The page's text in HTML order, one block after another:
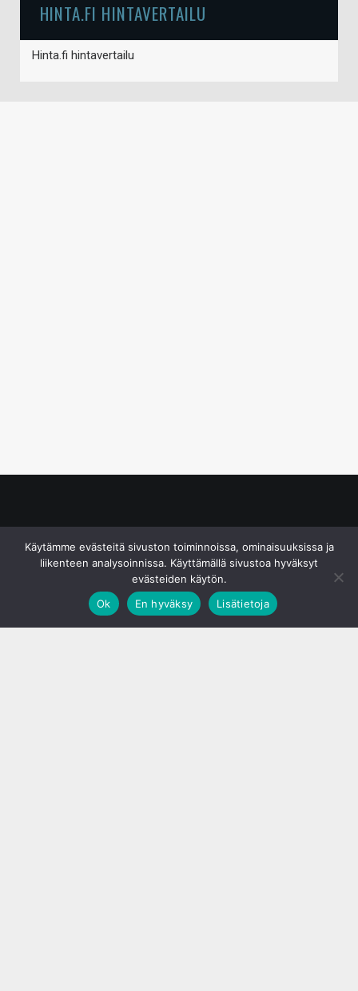
HINTA.FI HINTAVERTAILU
Hinta.fi hintavertailu
Käytämme evästeitä sivuston toiminnoissa, ominaisuuksissa ja
liikenteen analysoinnissa. Käyttämällä sivustoa hyväksyt
evästeiden käytön.
Ok
En hyväksy Lisätietoja